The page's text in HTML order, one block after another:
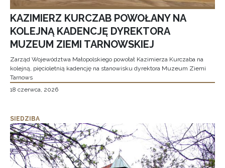
KAZIMIERZ KURCZAB POWOŁANY NA
KOLEJNĄ KADENCJĘ DYREKTORA
MUZEUM ZIEMI TARNOWSKIEJ
Zarząd Województwa Małopolskiego powołał Kazimierza Kurczaba na
kolejną, pięcioletnią kadencję na stanowisku dyrektora Muzeum Ziemi
Tarnows
18 czerwca, 2026
SIEDZIBA